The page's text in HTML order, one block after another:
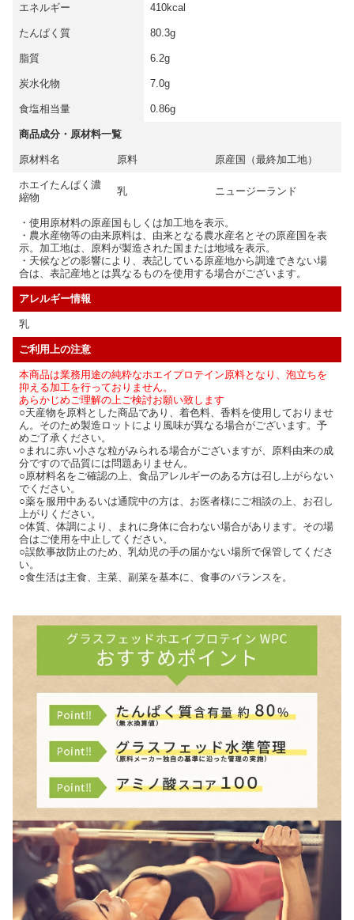
エネルギー 410kcal
たんぱく質 80.3g
脂質 6.2g
炭水化物 7.0g
食塩相当量 0.86g
商品成分・原材料一覧
原材料名 原料 原産国（最終加工地）
ホエイたんぱく濃
縮物
乳 ニュージーランド
・使用原材料の原産国もしくは加工地を表示。
・農水産物等の由来原料は、由来となる農水産名とその原産国を表
示。加工地は、原料が製造された国または地域を表示。
・天候などの影響により、表記している原産地から調達できない場
合は、表記産地とは異なるものを使用する場合がございます。
アレルギー情報
乳
ご利用上の注意
本商品は業務用途の純粋なホエイプロテイン原料となり、泡立ちを
抑える加工を行っておりません。
あらかじめご理解の上ご検討お願い致します
○天産物を原料とした商品であり、着色料、香料を使用しておりませ
ん。そのため製造ロットにより風味が異なる場合がございます。予
めご了承ください。
○まれに赤い小さな粒がみられる場合がございますが、原料由来の成
分ですので品質には問題ありません。
○原材料名をご確認の上、食品アレルギーのある方は召し上がらない
でください。
○薬を服用中あるいは通院中の方は、お医者様にご相談の上、お召し
上がりください。
○体質、体調により、まれに身体に合わない場合があります。その場
合はご使用を中止してください。
○誤飲事故防止のため、乳幼児の手の届かない場所で保管してくださ
い。
○食生活は主食、主菜、副菜を基本に、食事のバランスを。